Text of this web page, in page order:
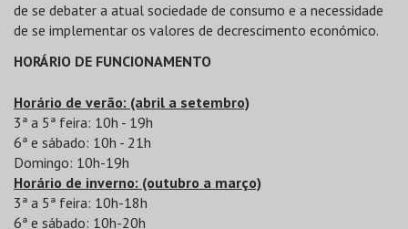
de se debater a atual sociedade de consumo e a necessidade
de se implementar os valores de decrescimento económico.
HORÁRIO DE FUNCIONAMENTO
Horário de verão: (abril a setembro)
3ª a 5ª feira: 10h - 19h
6ª e sábado: 10h - 21h
Domingo: 10h-19h
Horário de inverno: (outubro a março)
3ª a 5ª feira: 10h-18h
6ª e sábado: 10h-20h